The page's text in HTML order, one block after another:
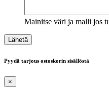
Mainitse väri ja malli jos
Pyydä tarjous ostoskorin sisällöstä
×